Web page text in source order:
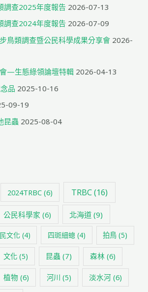
調查2025年度報告 2026-07-13
調查2024年度報告 2026-07-09
鳥類調查暨公民科學成果分享會 2026-
—生態綠領論壇特輯 2026-04-13
品 2025-10-16
09-19
昆蟲 2025-08-04
2024TRBC (6) TRBC(16)
公民科學家 (6) 北海道 (9)
文化(4) 四斑細蟌 (4) 拍鳥 (5)
文化 (5) 昆蟲 (7) 森林 (6)
植物 (6) 河川 (5) 淡水河 (6)